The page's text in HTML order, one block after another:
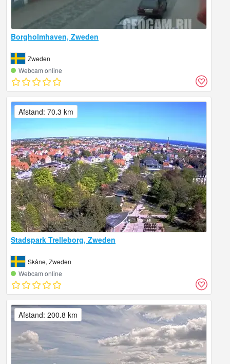
Borgholmhaven, Zweden
Zweden
Webcam online
Stadspark Trelleborg, Zweden
Skåne, Zweden
Webcam online
Afstand: 70.3 km
Afstand: 200.8 km